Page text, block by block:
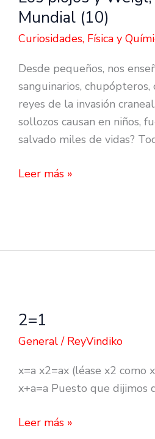
Mundial (10)
Curiosidades, Física y
Desde pequeños, nos
sanguinarios,
reyes de la invasión
sollozos causan en niños,
salvado miles de vidas?
piojos
y
héroes
durante
la
2ª
Guerra
(10)
Leer más »
2=1
General / ReyVindiko
x=a x2=ax (léase x2 como
x+a=a Puesto que dijimos
2=1
Leer más »